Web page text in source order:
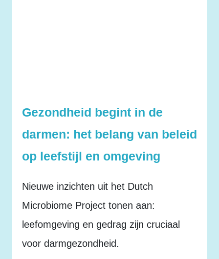
Gezondheid begint in de
darmen: het belang van beleid
op leefstijl en omgeving
Nieuwe inzichten uit het Dutch
Microbiome Project tonen aan:
leefomgeving en gedrag zijn cruciaal
voor darmgezondheid.